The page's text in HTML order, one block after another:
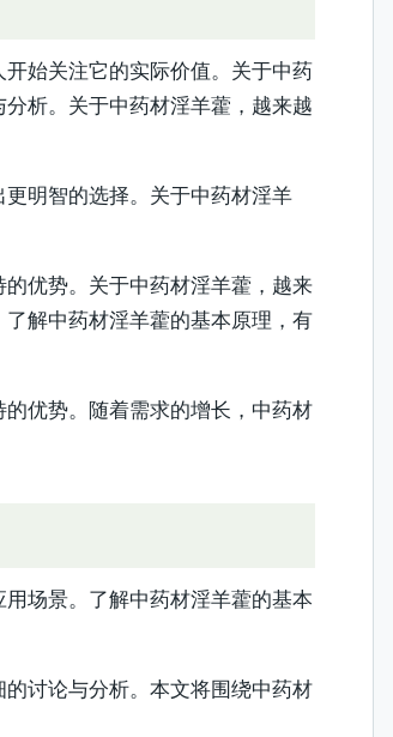
始关注它的实际价值。关于中药
析。关于中药材淫羊藿，越来越
明智的选择。关于中药材淫羊
优势。关于中药材淫羊藿，越来
解中药材淫羊藿的基本原理，有
优势。随着需求的增长，中药材
场景。了解中药材淫羊藿的基本
讨论与分析。本文将围绕中药材